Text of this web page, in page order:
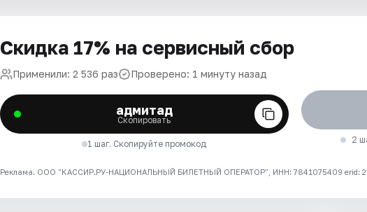
Скидка 17% на сервисный сбор
Применили: 2 536 раз Проверено: 1 минуту назад
адмитад
Скопировать
1 шаг. Скопируйте промокод
2
Реклама. ООО "КАССИР.РУ-НАЦИОНАЛЬНЫЙ БИЛЕТНЫЙ ОПЕРАТОР", ИНН: 7841075409 erid: